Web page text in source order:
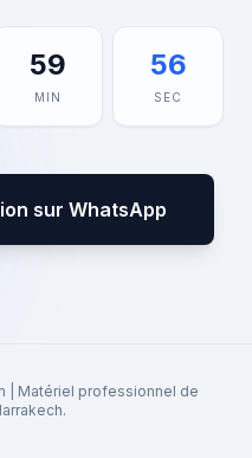
59
MIN
56
SEC
sur WhatsApp
| Matériel professionnel de